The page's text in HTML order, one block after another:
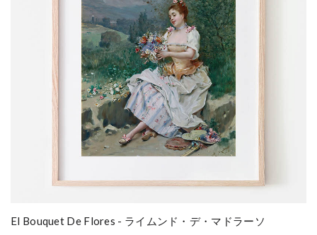
El Bouquet De Flores - ライムンド・デ・マドラーソ